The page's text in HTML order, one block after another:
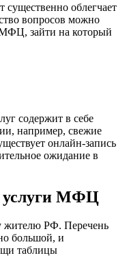
существенно облегчает
вопросов можно
зайти на который
содержит в себе
например, свежие
онлайн-запись
ожидание в
услуги МФЦ
жителю РФ. Перечень
большой, и
таблицы